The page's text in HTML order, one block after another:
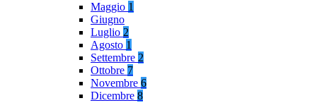
Maggio 1
Giugno
Luglio 2
Agosto 1
Settembre 2
Ottobre 7
Novembre 6
Dicembre 8